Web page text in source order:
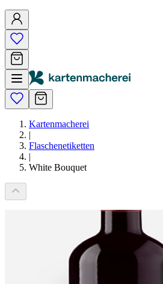
Kartenmacherei
|
Flaschenetiketten
|
White Bouquet